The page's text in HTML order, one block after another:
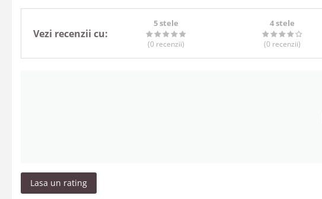
Vezi recenzii cu:
5 stele
(0 recenzii)
4 stele
(0 recenzii)
Lasa un rating